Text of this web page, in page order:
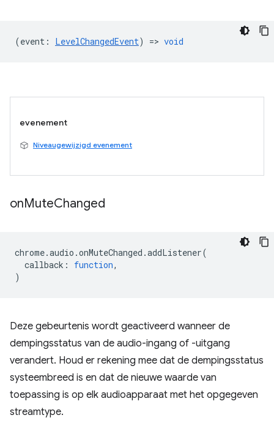
(event : LevelChangedEvent) => void
evenement
Niveaugewijzigd evenement
onMuteChanged
chrome.audio .onMuteChanged .addListener(
callback : function,
)
Deze gebeurtenis wordt geactiveerd wanneer de
dempingsstatus van de audio-ingang of -uitgang
verandert. Houd er rekening mee dat de dempingsstatus
systeembreed is en dat de nieuwe waarde van
toepassing is op elk audioapparaat met het opgegeven
streamtype.